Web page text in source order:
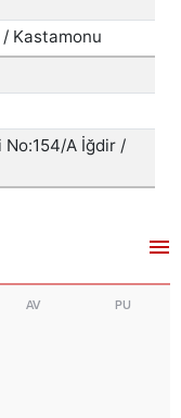
AV PU